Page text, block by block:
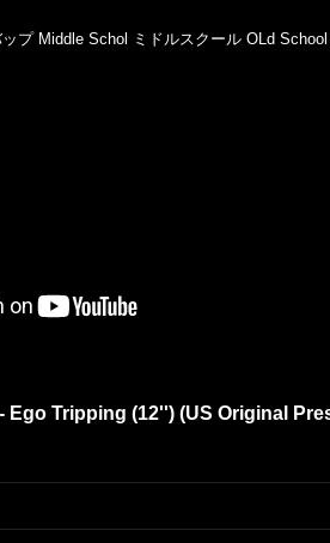
プ Middle Schol ミドルスクール OLd
Ego Tripping (12'') (US Original